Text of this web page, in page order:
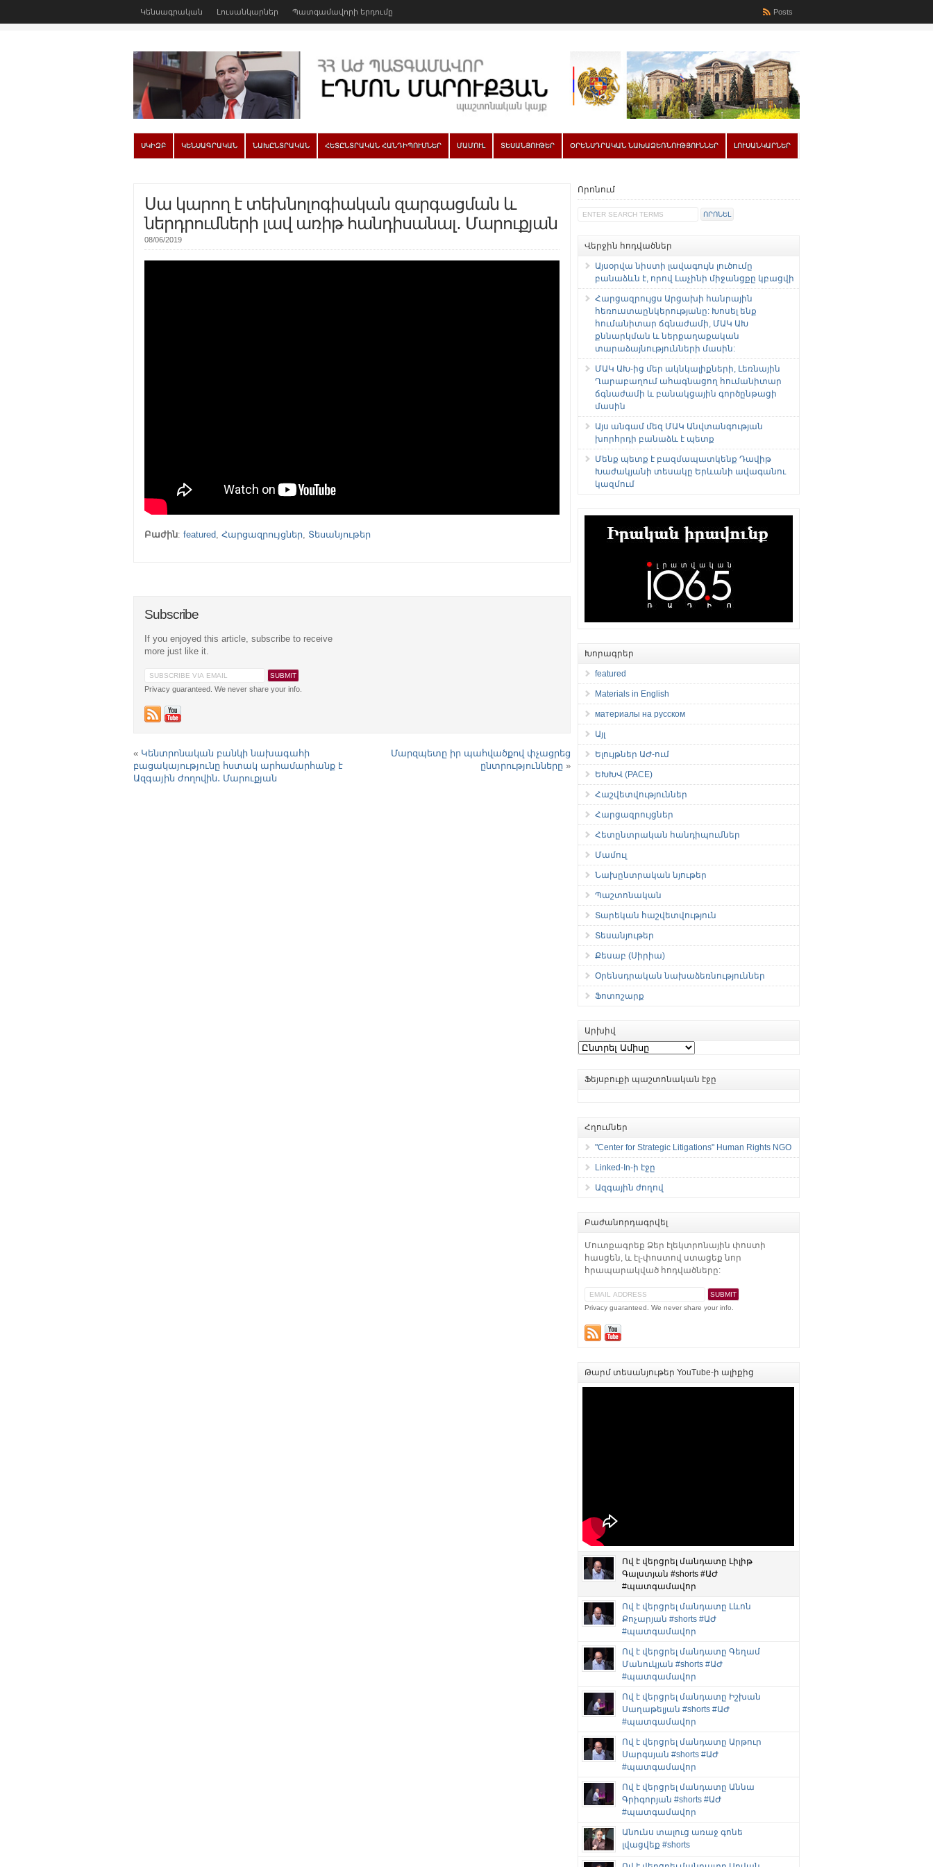
Կենսագրական Լուսանկարներ Պատգամավորի երդումը Posts
ՍԿԻԶԲ ԿԵՆՍԱԳՐԱԿԱՆ ՆԱԽԸՆՏՐԱԿԱՆ ՀԵՏԸՆՏՐԱԿԱՆ ՀԱՆԴԻՊՈՒՄՆԵՐ ՄԱՄՈՒԼ ՏԵՍԱՆՅՈՒԹԵՐ ՕՐԵՆՍԴՐԱԿԱՆ ՆԱԽԱՁԵՌՆՈՒԹՅՈՒՆՆԵՐ ԼՈՒՍԱՆԿԱՐՆԵՐ
Սա կարող է տեխնոլոգիական զարգացման և
ներդրումների լավ առիթ հանդիսանալ․ Մարուքյան
08/06/2019
Բաժին: featured, Հարցազրույցներ, Տեսանյութեր
Subscribe
If you enjoyed this article, subscribe to receive
more just like it.
Privacy guaranteed. We never share your info.
« Կենտրոնական բանկի նախագահի
բացակայությունը հստակ արհամարհանք է
Ազգային ժողովին․ Մարուքյան
Մարզպետը իր պահվածքով փչացրեց
ընտրությունները »
Որոնում
Վերջին հոդվածներ
Այսօրվա նիստի լավագույն լուծումը
բանաձևն է, որով Լաչինի միջանցքը կբացվի
Հարցազրույցս Արցախի հանրային
հեռուստաընկերությանը: Խոսել ենք
հումանիտար ճգնաժամի, ՄԱԿ ԱԽ
քննարկման և ներքաղաքական
տարաձայնությունների մասին:
ՄԱԿ ԱԽ-ից մեր ակնկալիքների, Լեռնային
Ղարաբաղում ահագնացող հումանիտար
ճգնաժամի և բանակցային գործընթացի
մասին
Այս անգամ մեզ ՄԱԿ Անվտանգության
խորհրդի բանաձև է պետք
Մենք պետք է բազմապատկենք Դավիթ
Խաժակյանի տեսակը Երևանի ավագանու
կազմում
Խորագրեր
featured
Materials in English
материалы на русском
Այլ
Ելույթներ ԱԺ-ում
ԵԽԽՎ (PACE)
Հաշվետվություններ
Հարցազրույցներ
Հետընտրական հանդիպումներ
Մամուլ
Նախընտրական նյութեր
Պաշտոնական
Տարեկան հաշվետվություն
Տեսանյութեր
Քեսաբ (Սիրիա)
Օրենսդրական նախաձեռնություններ
Ֆոտոշարք
Արխիվ
Արխիվ
Ֆեյսբուքի պաշտոնական էջը
Հղումներ
"Center for Strategic Litigations" Human Rights NGO
Linked-In-ի էջը
Ազգային ժողով
Բաժանորդագրվել
Մուտքագրեք Ձեր էլեկտրոնային փոստի
հասցեն, և էլ-փոստով ստացեք նոր
հրապարակված հոդվածները:
Privacy guaranteed. We never share your info.
Թարմ տեսանյութեր YouTube-ի ալիքից
Ով է վերցրել մանդատը Լիլիթ
Գալստյան #shorts #ԱԺ
#պատգամավոր
Ով է վերցրել մանդատը Լևոն
Քոչարյան #shorts #ԱԺ
#պատգամավոր
Ով է վերցրել մանդատը Գեղամ
Մանուկյան #shorts #ԱԺ
#պատգամավոր
Ով է վերցրել մանդատը Իշխան
Սաղաթելյան #shorts #ԱԺ
#պատգամավոր
Ով է վերցրել մանդատը Արթուր
Սարգսյան #shorts #ԱԺ
#պատգամավոր
Ով է վերցրել մանդատը Աննա
Գրիգորյան #shorts #ԱԺ
#պատգամավոր
Անունս տալուց առաջ գոնե
լվացվեք #shorts